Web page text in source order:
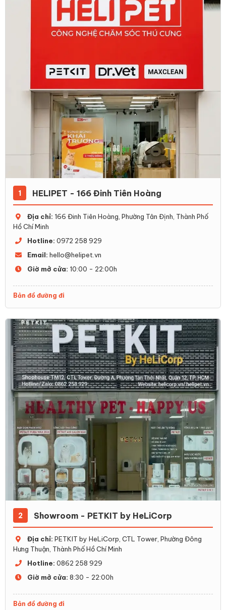
1 HELIPET - 166 Đinh Tiên Hoàng
Địa chỉ: 166 Đinh Tiên Hoàng, Phường Tân Định, Thành Phố
Hồ Chí Minh
Hotline: 0972 258 929
Email: hello@helipet.vn
Giờ mở cửa: 10:00 - 22:00h
Bản đồ đường đi
2 Showroom - PETKIT by HeLiCorp
Địa chỉ: PETKIT by HeLiCorp, CTL Tower, Phường Đông
Hưng Thuận, Thành Phố Hồ Chí Minh
Hotline: 0862 258 929
Giờ mở cửa: 8:30 - 22:00h
Bản đồ đường đi